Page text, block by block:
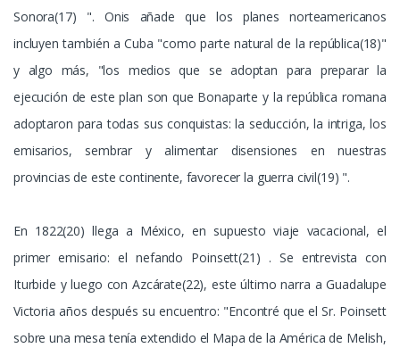
Sonora(17) ". Onis añade que los planes norteamericanos
incluyen también a Cuba "como parte natural de la república(18)"
y algo más, "los medios que se adoptan para preparar la
ejecución de este plan son que Bonaparte y la república romana
adoptaron para todas sus conquistas: la seducción, la intriga, los
emisarios, sembrar y alimentar disensiones en nuestras
provincias de este continente, favorecer la guerra civil(19) ".
En 1822(20) llega a México, en supuesto viaje vacacional, el
primer emisario: el nefando Poinsett(21) . Se entrevista con
Iturbide y luego con Azcárate(22), este último narra a Guadalupe
Victoria años después su encuentro: "Encontré que el Sr. Poinsett
sobre una mesa tenía extendido el Mapa de la América de Melish,